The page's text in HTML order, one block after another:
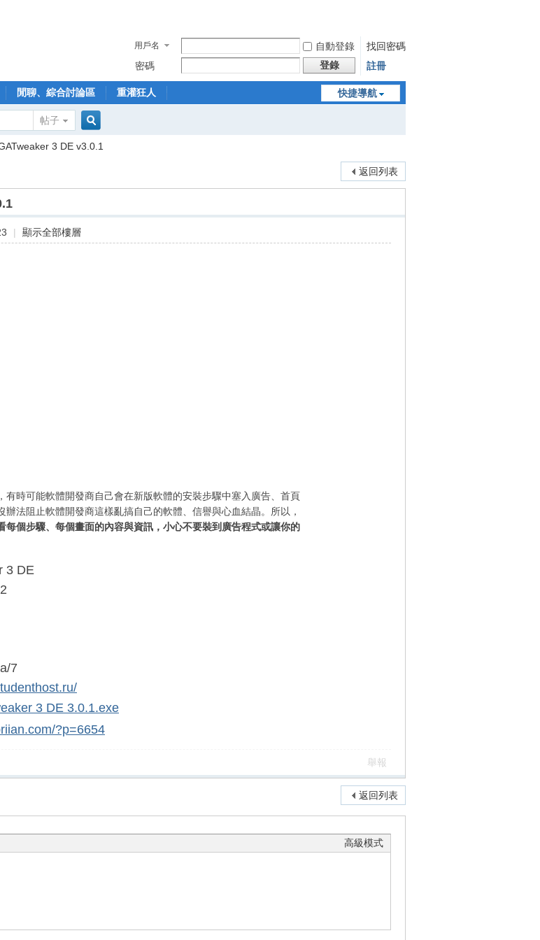
用戶名 自動登錄
找回密碼
密碼
登錄 註冊
快捷導航
閒聊、綜合討論區 重灌狂人
帖子
搜
3 DE v3.0.1
返回列表
| 顯示全部樓層
有時可能軟體開發商自己會在新版軟體的安裝步驟中塞入廣告、首頁
辦法阻止軟體開發商這樣亂搞自己的軟體、信譽與心血結晶。所以，
每個步驟、每個畫面的內容與資訊，小心不要裝到廣告程式或讓你的
3 DE
7
3 DE 3.0.1.exe
?p=6654
舉報
返回列表
高級模式